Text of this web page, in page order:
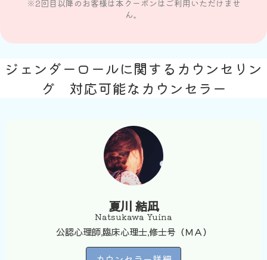
※2回目以降のお客様は本クーポンはご利用いただけませ
ん。
ジェンダーロールに関するカウンセリン
グ 対応可能なカウンセラー
夏川 結凪
Natsukawa Yuina
公認心理師,臨床心理士,修士号（ＭＡ）